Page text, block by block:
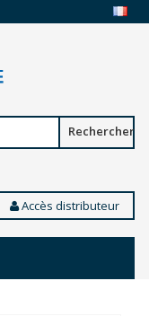
Rechercher
Accès distributeur